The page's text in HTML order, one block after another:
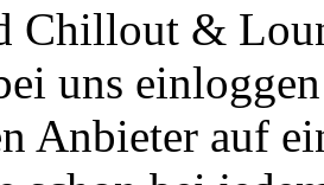
Chillout &
uns
Anbieter auf